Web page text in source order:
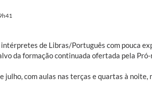
de Libras/Português com pouca
da formação continuada ofertada pela
julho, com aulas nas terças e quartas à noite,